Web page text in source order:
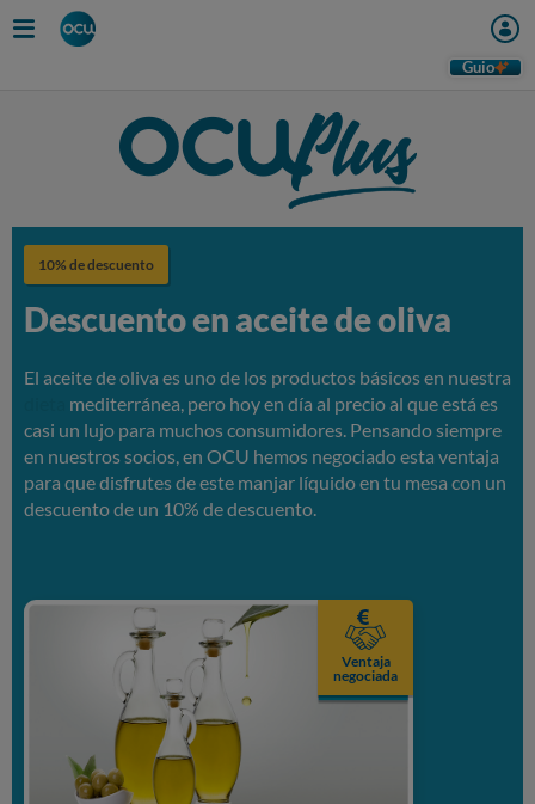
to
Guio
10% de descuento
Descuento en aceite de oliva
El aceite de oliva es uno de los productos básicos en nuestra
mediterránea, pero hoy en día al precio al que está es
casi un lujo para muchos consumidores. Pensando siempre
en nuestros socios, en OCU hemos negociado esta ventaja
para que disfrutes de este manjar líquido en tu mesa con un
descuento de un 10% de descuento.
Ventaja
negociada